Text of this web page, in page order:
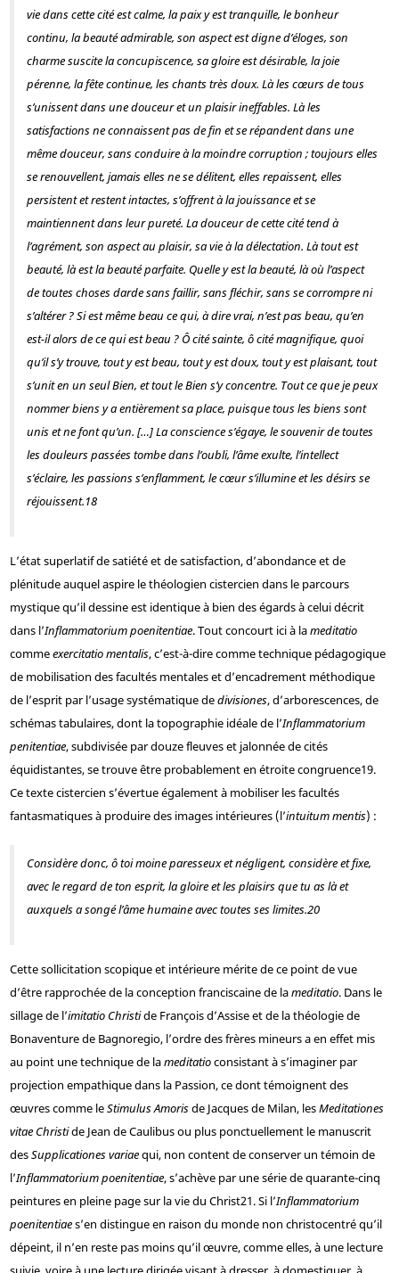
vie dans cette cité est calme, la paix y est tranquille, le bonheur
continu, la beauté admirable, son aspect est digne d’éloges, son
charme suscite la concupiscence, sa gloire est désirable, la joie
pérenne, la fête continue, les chants très doux. Là les cœurs de tous
s’unissent dans une douceur et un plaisir ineffables. Là les
satisfactions ne connaissent pas de fin et se répandent dans une
même douceur, sans conduire à la moindre corruption ; toujours elles
se renouvellent, jamais elles ne se délitent, elles repaissent, elles
persistent et restent intactes, s’offrent à la jouissance et se
maintiennent dans leur pureté. La douceur de cette cité tend à
l’agrément, son aspect au plaisir, sa vie à la délectation. Là tout est
beauté, là est la beauté parfaite. Quelle y est la beauté, là où l’aspect
de toutes choses darde sans faillir, sans fléchir, sans se corrompre ni
s’altérer ? Si est même beau ce qui, à dire vrai, n’est pas beau, qu’en
est-il alors de ce qui est beau ? Ô cité sainte, ô cité magnifique, quoi
qu’il s’y trouve, tout y est beau, tout y est doux, tout y est plaisant, tout
s’unit en un seul Bien, et tout le Bien s’y concentre. Tout ce que je peux
nommer biens y a entièrement sa place, puisque tous les biens sont
unis et ne font qu’un. […] La conscience s’égaye, le souvenir de toutes
les douleurs passées tombe dans l’oubli, l’âme exulte, l’intellect
s’éclaire, les passions s’enflamment, le cœur s’illumine et les désirs se
réjouissent.18
L’état superlatif de satiété et de satisfaction, d’abondance et de
plénitude auquel aspire le théologien cistercien dans le parcours
mystique qu’il dessine est identique à bien des égards à celui décrit
dans l’Inflammatorium poenitentiae. Tout concourt ici à lameditatio
commeexercitatio mentalis, c’est-à-dire comme technique pédagogique
de mobilisation des facultés mentales et d’encadrement méthodique
de l’esprit par l’usage systématique dedivisiones, d’arborescences, de
schémas tabulaires, dont la topographie idéale de l’Inflammatorium
penitentiae, subdivisée par douze fleuves et jalonnée de cités
équidistantes, se trouve être probablement en étroite congruence19.
Ce texte cistercien s’évertue également à mobiliser les facultés
fantasmatiques à produire des images intérieures (l’intuitum mentis) :
Considère donc, ô toi moine paresseux et négligent, considère et fixe,
avec le regard de ton esprit, la gloire et les plaisirs que tu as là et
auxquels a songé l’âme humaine avec toutes ses limites.20
Cette sollicitation scopique et intérieure mérite de ce point de vue
d’être rapprochée de la conception franciscaine de lameditatio. Dans le
sillage de l’imitatio Christide François d’Assise et de la théologie de
Bonaventure de Bagnoregio, l’ordre des frères mineurs a en effet mis
au point une technique de lameditatioconsistant à s’imaginer par
projection empathique dans la Passion, ce dont témoignent des
œuvres comme leStimulus Amorisde Jacques de Milan, lesMeditationes
vitae Christide Jean de Caulibus ou plus ponctuellement le manuscrit
desSupplicationes variaequi, non content de conserver un témoin de
l’Inflammatorium poenitentiae, s’achève par une série de quarante-cinq
peintures en pleine page sur la vie du Christ21. Si l’Inflammatorium
poenitentiaes’en distingue en raison du monde non christocentré qu’il
dépeint, il n’en reste pas moins qu’il œuvre, comme elles, à une lecture